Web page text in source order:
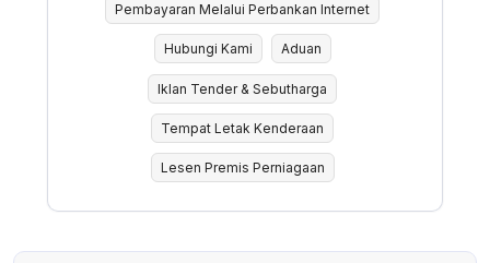
Pembayaran Melalui Perbankan Internet
Hubungi Kami Aduan
Iklan Tender & Sebutharga
Tempat Letak Kenderaan
Lesen Premis Perniagaan